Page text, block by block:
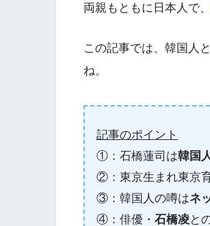
両親もともに日本人で、
この記事では、韓国人
ね。
記事のポイント
①：石橋蓮司は韓国
②：東京生まれ東京
③：韓国人の噂はネ
④：俳優・石橋凌と